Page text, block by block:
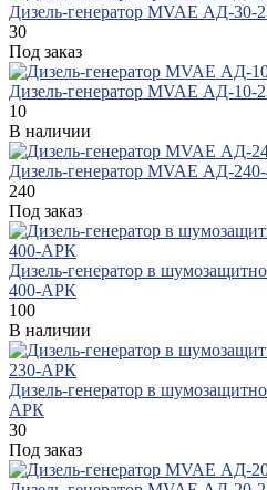
Дизель-генератор MVAE АД-30-
30
Под заказ
Дизель-генератор MVAE АД-10-
10
В наличии
Дизель-генератор MVAE АД-
240
Под заказ
Дизель-генератор в
400-АРК
100
В наличии
Дизель-генератор в
АРК
30
Под заказ